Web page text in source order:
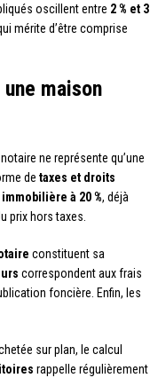
oscillent entre 2 % et 3
mérite d’être comprise
maison
ne représente qu’une
de taxes et droits
immobilière à 20 %, déjà
prix hors taxes.
constituent sa
correspondent aux frais
foncière. Enfin, les
sur plan, le calcul
rappelle régulièrement